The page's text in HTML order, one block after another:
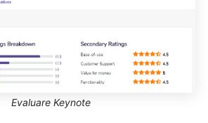
Evaluare Keynote